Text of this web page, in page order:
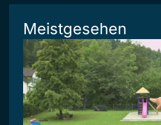
Meistgesehen